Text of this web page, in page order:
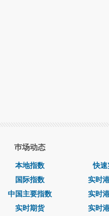
巿场动态
本地指数
国际指数
中国主要指数
实时期货
快速
实时
实时
实时